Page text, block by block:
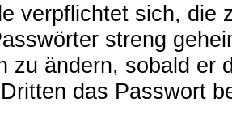
verpflichtet sich, die
streng
zu ändern, sobald er
das Passwort